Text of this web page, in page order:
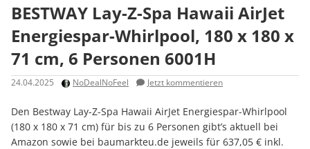
BESTWAY Lay-Z-Spa Hawaii AirJet
Energiespar-Whirlpool, 180 x 180 x
71 cm, 6 Personen 6001H
24.04.2025 NoDealNoFeel Jetzt kommentieren
Den Bestway Lay-Z-Spa Hawaii AirJet Energiespar-Whirlpool
(180 x 180 x 71 cm) für bis zu 6 Personen gibt’s aktuell bei
Amazon sowie bei baumarkteu.de jeweils für 637,05 € inkl.